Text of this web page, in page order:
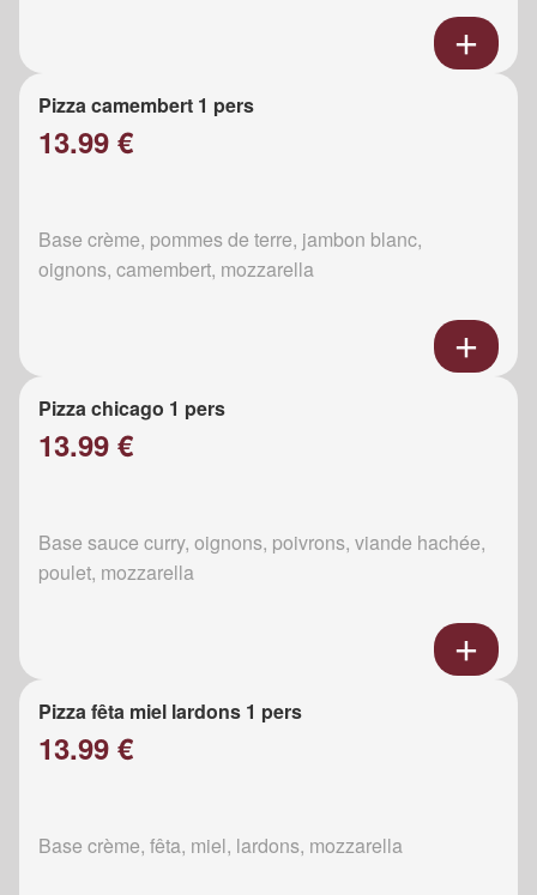
Pizza camembert 1 pers
13.99 €
Base crème, pommes de terre, jambon blanc,
oignons, camembert, mozzarella
Pizza chicago 1 pers
13.99 €
Base sauce curry, oignons, poivrons, viande hachée,
poulet, mozzarella
Pizza fêta miel lardons 1 pers
13.99 €
Base crème, fêta, miel, lardons, mozzarella